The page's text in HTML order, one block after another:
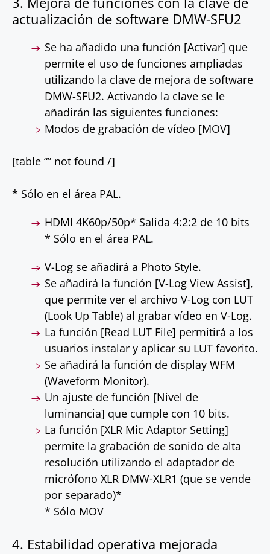
actualización de software DMW-SFU2
Se ha añadido una función [Activar] que
permite el uso de funciones ampliadas
utilizando la clave de mejora de software
DMW-SFU2. Activando la clave se le
añadirán las siguientes funciones:
Modos de grabación de vídeo [MOV]
[table “” not found /]
* Sólo en el área PAL.
HDMI 4K60p/50p* Salida 4:2:2 de 10 bits
* Sólo en el área PAL.
V-Log se añadirá a Photo Style.
Se añadirá la función [V-Log View Assist],
que permite ver el archivo V-Log con LUT
(Look Up Table) al grabar vídeo en V-Log.
La función [Read LUT File] permitirá a los
usuarios instalar y aplicar su LUT favorito.
Se añadirá la función de display WFM
(Waveform Monitor).
Un ajuste de función [Nivel de
luminancia] que cumple con 10 bits.
La función [XLR Mic Adaptor Setting]
permite la grabación de sonido de alta
resolución utilizando el adaptador de
micrófono XLR DMW-XLR1 (que se vende
por separado)*
* Sólo MOV
4. Estabilidad operativa mejorada